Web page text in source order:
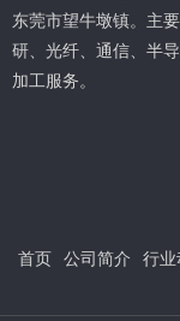
东莞市望牛墩镇。主
研、光纤、通信、半
加工服务。
首页 公司简介 行